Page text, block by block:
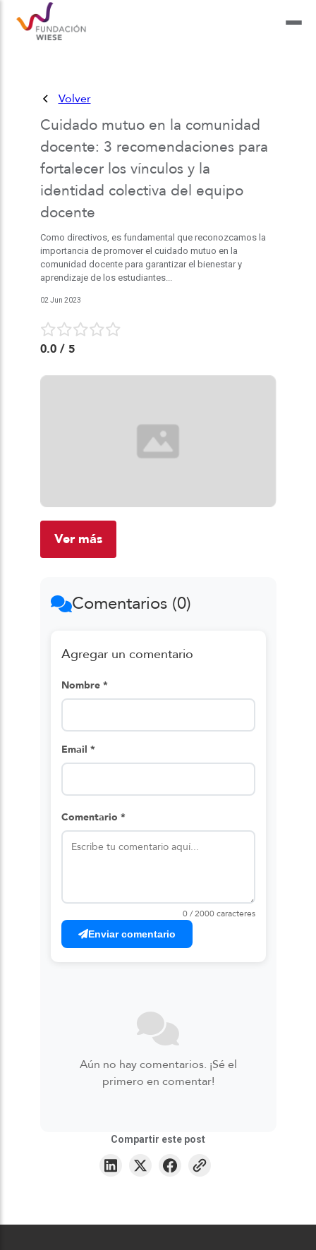
Volver
Cuidado mutuo en la comunidad
docente: 3 recomendaciones para
fortalecer los vínculos y la
identidad colectiva del equipo
docente
Como directivos, es fundamental que reconozcamos la
importancia de promover el cuidado mutuo en la
comunidad docente para garantizar el bienestar y
aprendizaje de los estudiantes...
02 Jun 2023
0.0/ 5
Ver más
Comentarios (0)
Agregar un comentario
Nombre *
Email *
Comentario *
0 / 2000 caracteres
Enviar comentario
Aún no hay comentarios. ¡Sé el
primero en comentar!
Compartir este post